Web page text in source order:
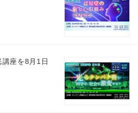
座を8月1日